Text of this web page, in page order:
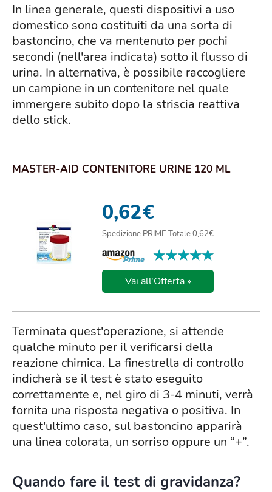
In linea generale, questi dispositivi a uso
domestico sono costituiti da una sorta di
bastoncino, che va mentenuto per pochi
secondi (nell'area indicata) sotto il flusso di
urina. In alternativa, è possibile raccogliere
un campione in un contenitore nel quale
immergere subito dopo la striscia reattiva
dello stick.
MASTER-AID CONTENITORE URINE 120 ML
0,62€
Spedizione PRIME Totale 0,62€
★★★★★
★★★★★
Vai all'Offerta »
Terminata quest'operazione, si attende
qualche minuto per il verificarsi della
reazione chimica. La finestrella di controllo
indicherà se il test è stato eseguito
correttamente e, nel giro di 3-4 minuti, verrà
fornita una risposta negativa o positiva. In
quest'ultimo caso, sul bastoncino apparirà
una linea colorata, un sorriso oppure un “+”.
Quando fare il test di gravidanza?